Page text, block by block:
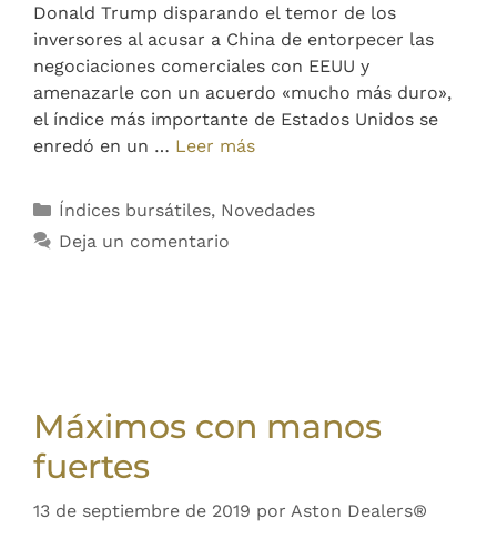
Donald Trump disparando el temor de los
inversores al acusar a China de entorpecer las
negociaciones comerciales con EEUU y
amenazarle con un acuerdo «mucho más duro»,
el índice más importante de Estados Unidos se
enredó en un … Leer más
Índices bursátiles, Novedades
Deja un comentario
Máximos con manos
fuertes
13 de septiembre de 2019 por Aston Dealers®